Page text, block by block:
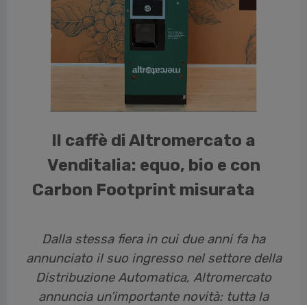
Il caffè di Altromercato a
Venditalia: equo, bio e con
Carbon Footprint misurata
Dalla stessa fiera in cui due anni fa ha
annunciato il suo ingresso nel settore della
Distribuzione Automatica, Altromercato
annuncia un’importante novità: tutta la